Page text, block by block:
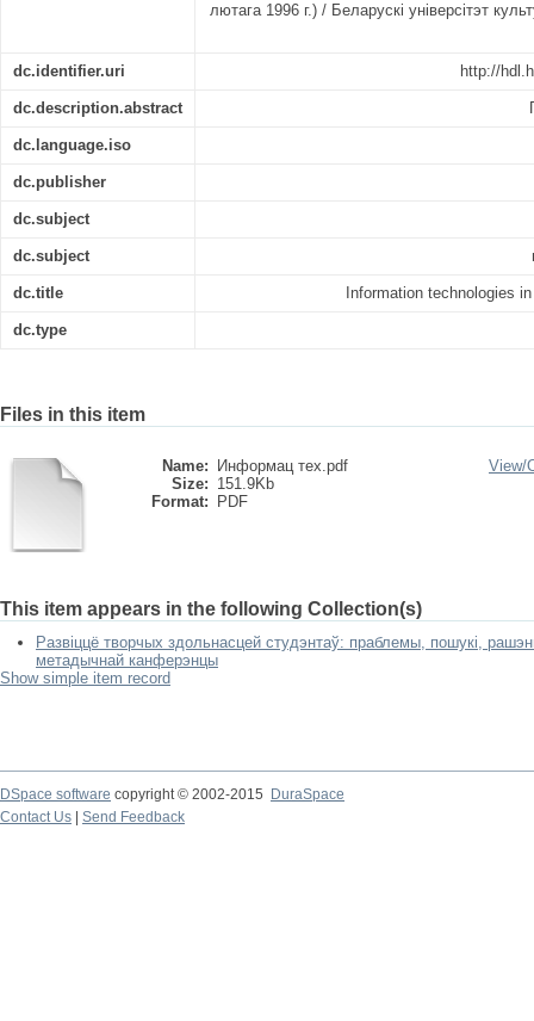
лютага 1996 г.) / Беларускі універсітэт
dc.identifier.uri http://
dc.description.abstract
dc.language.iso
dc.publisher
dc.subject
dc.subject
dc.title Information technologies
dc.type
Files in this item
Name:
Информац тех.pdf
Size: 151.9Kb
Format:
PDF
View/
This item appears in the following Collection(s)
Развіццё творчых здольнасцей студэнтаў: праблемы, пошукі,
метадычнай канферэнцы
Show simple item record
DSpace software copyright © 2002-2015
DuraSpace
Contact Us
Send Feedback